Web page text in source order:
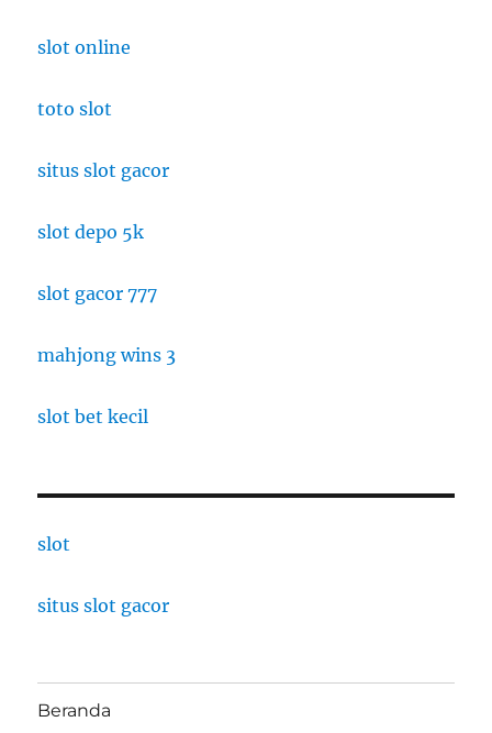
slot online
toto slot
situs slot gacor
slot depo 5k
slot gacor 777
mahjong wins 3
slot bet kecil
slot
situs slot gacor
Beranda